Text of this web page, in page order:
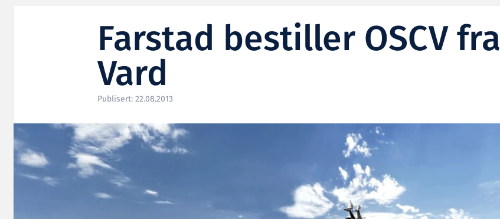
Farstad bestiller OSCV fra
Vard
Publisert: 22.08.2013